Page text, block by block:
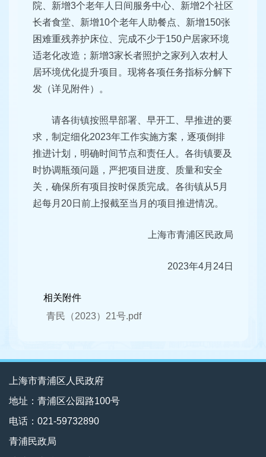
院、新增3个老年人日间服务中心、新增2个社区
长者食堂、新增10个老年人助餐点、新增150张
困难重残养护床位、完成不少于150户居家环境
适老化改造；新增3家长者照护之家列入农村人
居环境优化提升项目。现将各项任务指标分解下
发（详见附件）。
请各街镇按照早部署、早开工、早推进的要
求，制定细化2023年工作实施方案，逐项倒排
推进计划，明确时间节点和责任人。各街镇要及
时协调瓶颈问题，严把项目进度、质量和安全
关，确保所有项目按时保质完成。各街镇从5月
起每月20日前上报截至当月的项目推进情况。
上海市青浦区民政局
2023年4月24日
相关附件
青民（2023）21号.pdf
上海市青浦区人民政府
地址：青浦区公园路100号
电话：021-59732890
青浦民政局